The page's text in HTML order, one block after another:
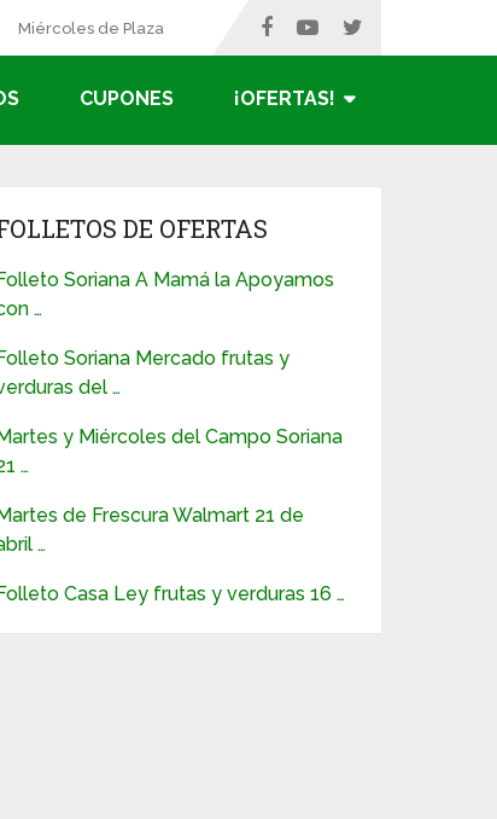
Miércoles de Plaza
CUPONES ¡OFERTAS!
DE OFERTAS
Soriana A Mamá la Apoyamos
…
Soriana Mercado frutas y
del …
y Miércoles del Campo Soriana
…
de Frescura Walmart 21 de
…
Casa Ley frutas y verduras 16 …